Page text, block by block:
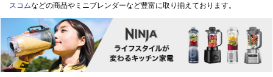
スコムなどの商品やミニブレンダーなど豊富に取り揃えております。